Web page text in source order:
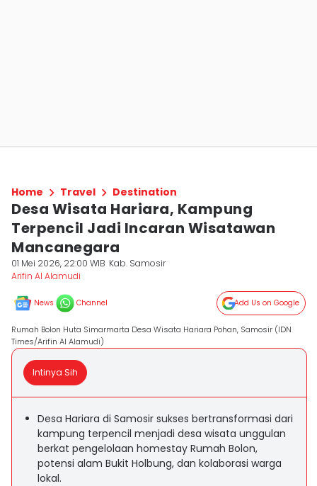
Home Travel Destination
Desa Wisata Hariara, Kampung
Terpencil Jadi Incaran Wisatawan
Mancanegara
01 Mei 2026, 22:00 WIB Kab. Samosir
Arifin Al Alamudi
News Channel Add Us on Google
Rumah Bolon Huta Simarmarta Desa Wisata Hariara Pohan, Samosir (IDN
Times/Arifin Al Alamudi)
Intinya Sih
Desa Hariara di Samosir sukses bertransformasi dari
kampung terpencil menjadi desa wisata unggulan
berkat pengelolaan homestay Rumah Bolon,
potensi alam Bukit Holbung, dan kolaborasi warga
lokal.